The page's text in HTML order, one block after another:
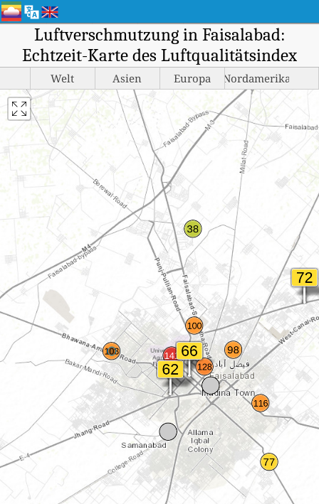
Luftverschmutzung in Faisalabad:
Echtzeit-Karte des Luftqualitätsindex
Welt Asien Europa Nordamerika